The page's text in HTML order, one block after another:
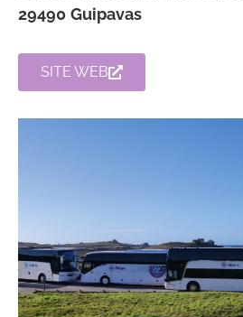
29490 Guipavas
SITE WEB